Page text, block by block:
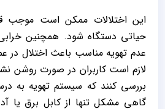
این اختلالات ممکن است موجب
حیاتی دستگاه شود. همچنین
عدم تهویه مناسب باعث اختلال
لازم است کاربران در صورت روشن
بررسی کنند که سیستم تهویه به
گاهی مشکل تنها از کابل برق یا